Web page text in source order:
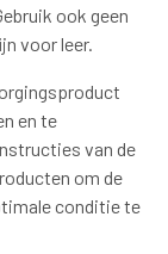
ook geen
voor leer.
en te
van de
om de
conditie te